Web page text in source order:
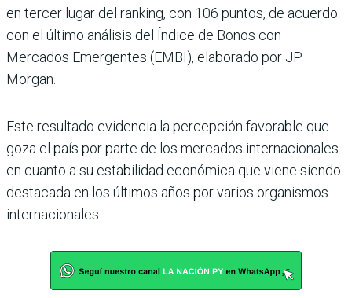
en ter­cer lugar del ranking, con 106 puntos, de acuerdo
con el último análisis del Índice de Bonos con
Mercados Emer­gentes (EMBI), elaborado por JP
Morgan.
Este resultado evidencia la percepción favorable que
goza el país por parte de los mercados internacionales
en cuanto a su estabilidad económica que viene siendo
destacada en los últimos años por varios organismos
inter­nacionales.